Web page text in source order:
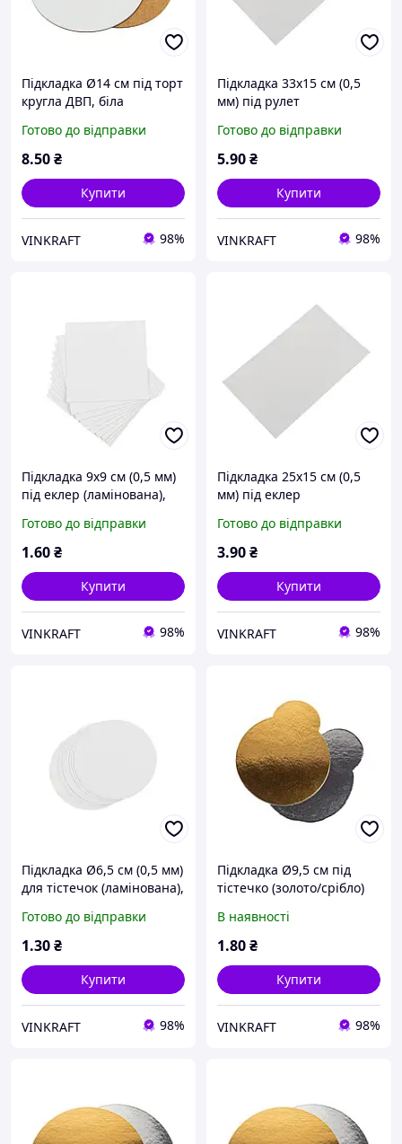
Підкладка Ø14 см під торт
кругла ДВП, біла
Готово до відправки
8.50₴
Купити
VINKRAFT 98%
Підкладка 33х15 см (0,5
мм) під рулет
Готово до відправки
5.90₴
Купити
VINKRAFT 98%
Підкладка 9х9 см (0,5 мм)
під еклер (ламінована),
Готово до відправки
1.60₴
Купити
VINKRAFT 98%
Підкладка 25х15 см (0,5
мм) під еклер
Готово до відправки
3.90₴
Купити
VINKRAFT 98%
Підкладка Ø6,5 см (0,5 мм)
для тістечок (ламінована),
Готово до відправки
1.30₴
Купити
VINKRAFT 98%
Підкладка Ø9,5 см під
тістечко (золото/срібло)
В наявності
1.80₴
Купити
VINKRAFT 98%